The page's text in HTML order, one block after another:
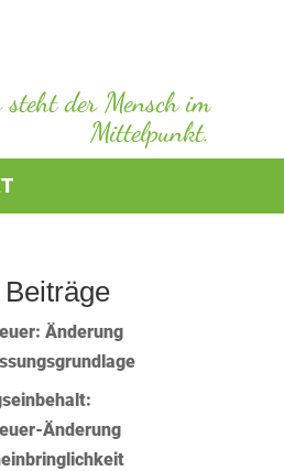
der Mensch im
Mittelpunkt.
Änderung
Änderung